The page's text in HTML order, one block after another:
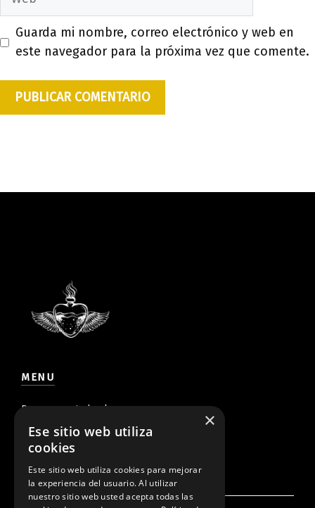
Guarda mi nombre, correo electrónico y web en
este navegador para la próxima vez que comente.
MENU
Rompe con tu bucle
Newsletter
Contacto
×
Ese sitio web utiliza
cookies
Este sitio web utiliza cookies para mejorar
la experiencia del usuario. Al utilizar
nuestro sitio web usted acepta todas las